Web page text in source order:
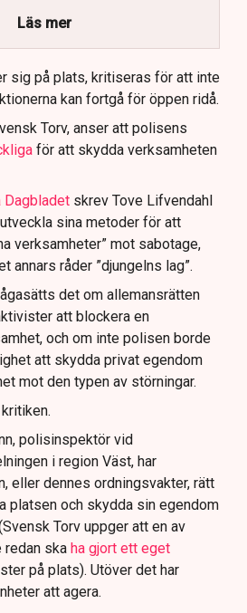
och uniformerad polis
bevis.
komplext när det gäller
rättigheter och gränser.
Läs mer
sig på plats, kritiseras för att inte
kan fortgå för öppen ridå.
Torv, anser att polisens
för att skydda verksamheten
Dagbladet skrev Tove Lifvendahl
sina metoder för att
verksamheter” mot sabotage,
annars råder ”djungelns lag”.
det om allemansrätten
att blockera en
och om inte polisen borde
att skydda privat egendom
mot den typen av störningar.
polisinspektör vid
i region Väst, har
eller dennes ordningsvakter, rätt
platsen och skydda sin egendom
Torv uppger att en av
redan ska ha gjort ett eget
på plats). Utöver det har
att agera.